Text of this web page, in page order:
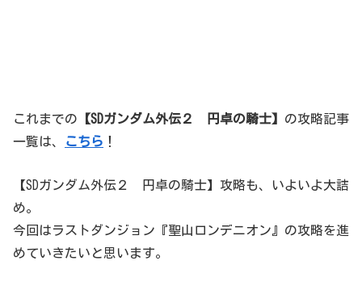
これまでの 【SDガンダム外伝２ 円卓の騎士】 の攻略記事
一覧は、
こちら ！
【SDガンダム外伝２ 円卓の騎士】攻略も、いよいよ大詰
め。
今回はラストダンジョン『聖山ロンデニオン』の攻略を進
めていきたいと思います。